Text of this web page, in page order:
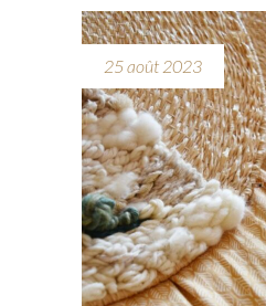
25 août 2023